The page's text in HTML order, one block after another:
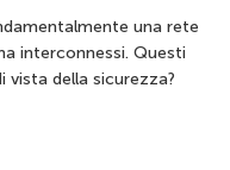
una rete
interconnessi. Questi
vista della sicurezza?